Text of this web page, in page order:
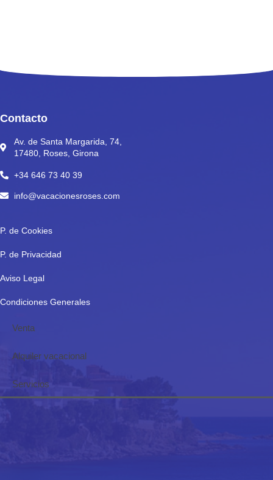
Contacto
Av. de Santa Margarida, 74,
17480, Roses, Girona
+34 646 73 40 39
info@vacacionesroses.com
P. de Cookies
P. de Privacidad
Aviso Legal
Condiciones Generales
Venta
Alquiler vacacional
Servicios